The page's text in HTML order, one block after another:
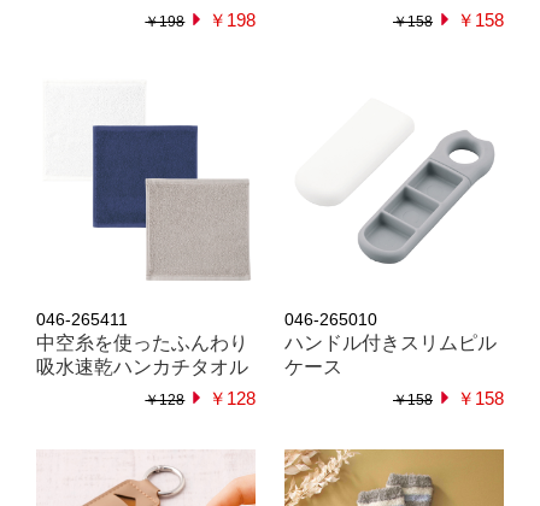
￥198 ￥198 ￥158 ￥158
046-265411
中空糸を使ったふんわり
吸水速乾ハンカチタオル
￥128 ￥128
046-265010
ハンドル付きスリムピル
ケース
￥158 ￥158